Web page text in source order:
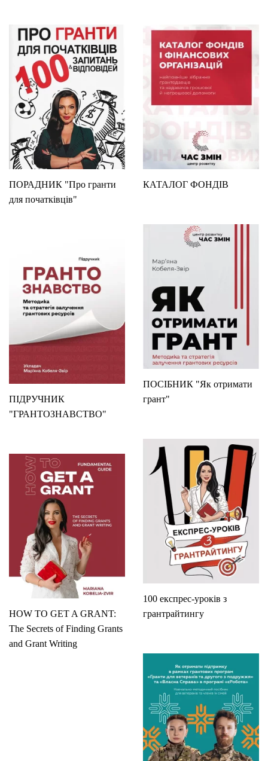
ПОРАДНИК "Про гранти
для початківців"
КАТАЛОГ ФОНДІВ
ПОСІБНИК "Як отримати
грант"
ПІДРУЧНИК
"ГРАНТОЗНАВСТВО"
100 експрес-уроків з
грантрайтингу
HOW TO GET A GRANT:
The Secrets of Finding Grants
and Grant Writing